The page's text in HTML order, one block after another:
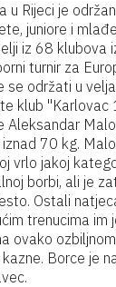
u Rijeci je
juniore i
iz 68 klubova
turnir za
se održati u
klub "Karlovac
Aleksandar
70 kg.
vrlo jakoj
borbi, ali je
Ostali
trenucima im
ovako
Borce je